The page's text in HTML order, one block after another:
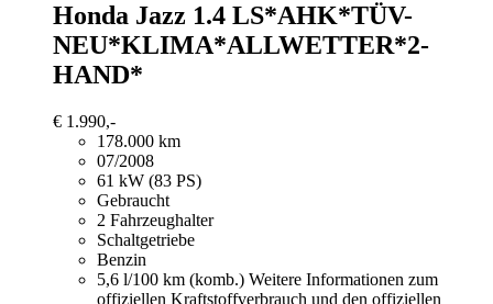
Honda Jazz 1.4 LS*AHK*TÜV-
NEU*KLIMA*ALLWETTER*2-
HAND*
€ 1.990,-
178.000 km
07/2008
61 kW (83 PS)
Gebraucht
2 Fahrzeughalter
Schaltgetriebe
Benzin
5,6 l/100 km (komb.) Weitere Informationen zum
offiziellen Kraftstoffverbrauch und den offiziellen